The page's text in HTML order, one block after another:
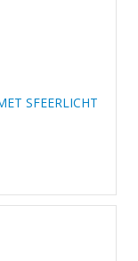
SFEERLICHT